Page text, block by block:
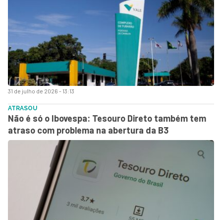
31 de julho de 2026 - 13:13
ATRASOU
Não é só o Ibovespa: Tesouro Direto também tem
atraso com problema na abertura da B3